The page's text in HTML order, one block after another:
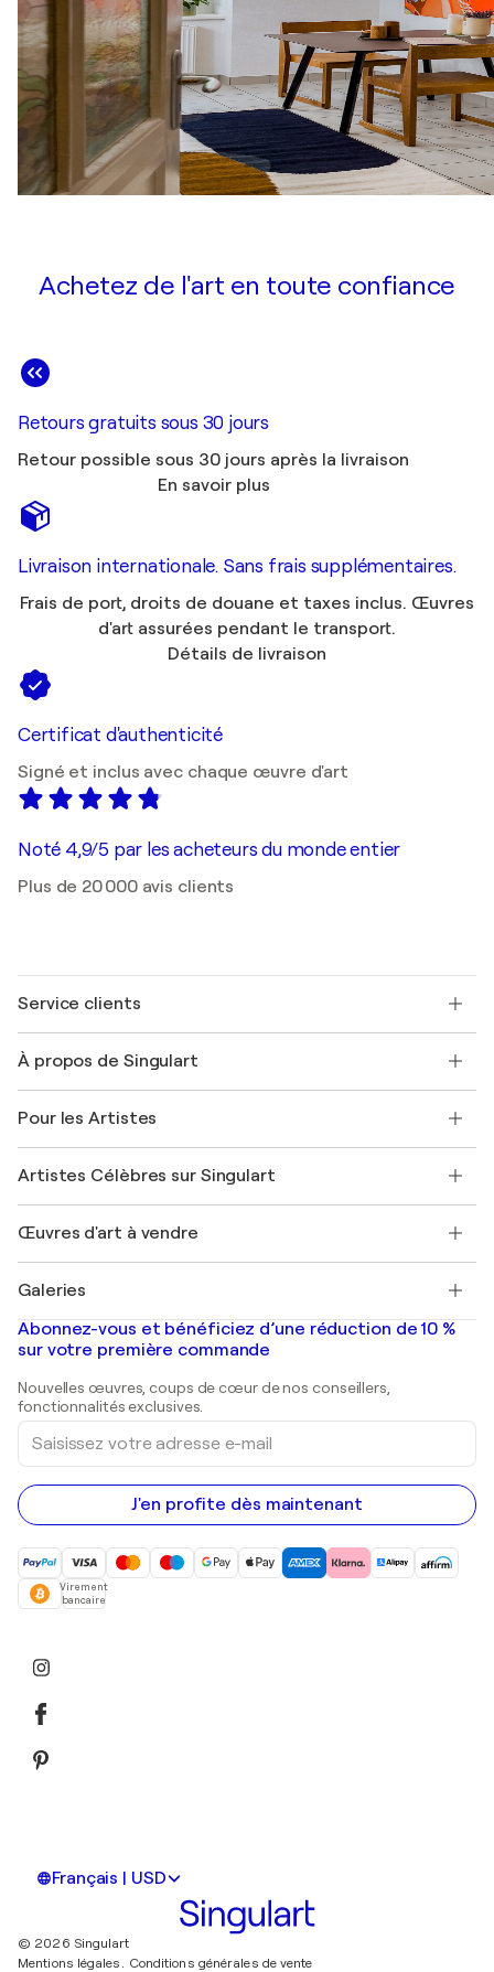
Achetez de l'art en toute confiance
Retours gratuits sous 30 jours
Retour possible sous 30 jours après la livraison
En savoir plus
Livraison internationale. Sans frais supplémentaires.
Frais de port, droits de douane et taxes inclus. Œuvres
d'art assurées pendant le transport.
Détails de livraison
Certificat d'authenticité
Signé et inclus avec chaque œuvre d'art
Noté 4,9/5 par les acheteurs du monde entier
Plus de 20 000 avis clients
Service clients
Expédition
Offrir une carte cadeau
Rejoignez notre programme commercial
Mon compte
+33 1 76 44 06 42
À propos de Singulart
FAQ
Magazine Singulart
Emplois
Découvrez une sélection d'art original
Pour les Artistes
Se connecter en tant qu'Artiste
Artistes Célèbres sur Singulart
Marc Chagall
Banksy
Mr. Brainwash
Shepard Fairey
Œuvres d'art à vendre
Tableaux abstraits à vendre
Peintures de paysage
Estampes
Peintures acryliques
Galeries
Galeries d'art en France
Galeries d'art en Belgique
Abonnez-vous et bénéficiez d’une réduction de 10 %
sur votre première commande
Nouvelles œuvres, coups de cœur de nos conseillers,
fonctionnalités exclusives.
Saisissez
votre
adresse
e-
mail
J'en profite dès maintenant
Virement
bancaire
Français | USD
© 2026 Singulart
Mentions légales. Conditions générales de vente